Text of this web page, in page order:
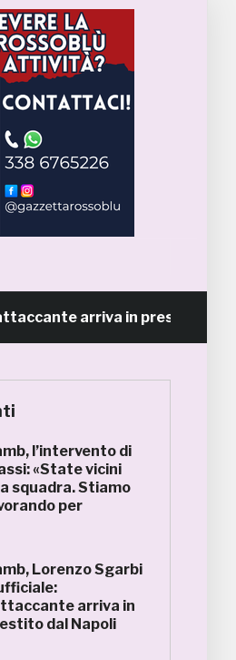
arriva in prestito dal Napoli
l’intervento di
«State vicini
squadra. Stiamo
per
Lorenzo Sgarbi
arriva in
dal Napoli